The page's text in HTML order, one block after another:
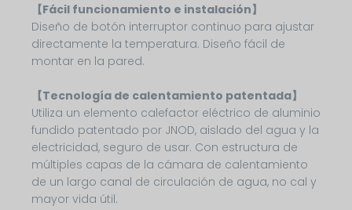
【Fácil funcionamiento e instalación】
Diseño de botón interruptor continuo para ajustar
directamente la temperatura. Diseño fácil de
montar en la pared.
【Tecnología de calentamiento patentada】
Utiliza un elemento calefactor eléctrico de aluminio
fundido patentado por JNOD, aislado del agua y la
electricidad, seguro de usar. Con estructura de
múltiples capas de la cámara de calentamiento
de un largo canal de circulación de agua, no cal y
mayor vida útil.